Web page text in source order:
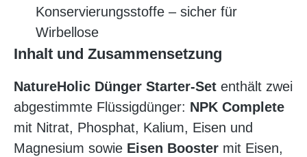
Konservierungsstoffe – sicher für
Wirbellose
Inhalt und Zusammensetzung
NatureHolic Dünger Starter-Set enthält zwei
abgestimmte Flüssigdünger: NPK Complete
mit Nitrat, Phosphat, Kalium, Eisen und
Magnesium sowie Eisen Booster mit Eisen,